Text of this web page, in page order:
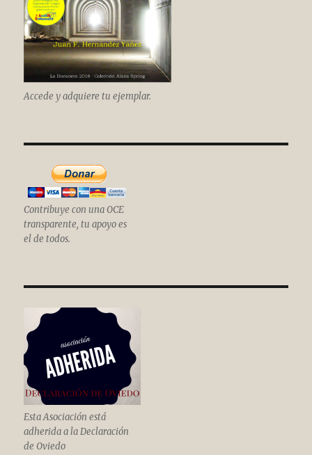
Accede y adquiere tu ejemplar.
Contribuye con una OCE
transparente, tu apoyo es
el de todos.
Esta Asociación está
adherida a la Declaración
de Oviedo